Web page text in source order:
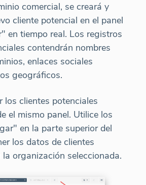
comercial, se creará y
cliente potencial en el panel
en tiempo real. Los registros
contendrán nombres
enlaces sociales
geográficos.
los clientes potenciales
el mismo panel. Utilice los
en la parte superior del
los datos de clientes
organización seleccionada.